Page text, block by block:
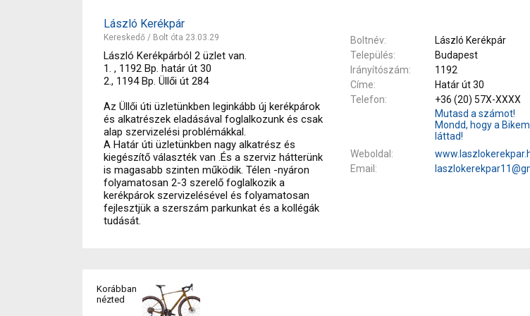
László Kerékpár
Kereskedő / Bolt óta 23.03.29
László Kerékpárból 2 üzlet van.
1. , 1192 Bp. határ út 30
2., 1194 Bp. Üllői út 284
Az Üllői úti üzletünkben leginkább új kerékpárok
és alkatrészek eladásával foglalkozunk és csak
alap szervizelési problémákkal.
A Határ úti üzletünkben nagy alkatrész és
kiegészítő választék van .És a szerviz hátterünk
is magasabb szinten működik. Télen -nyáron
folyamatosan 2-3 szerelő foglalkozik a
kerékpárok szervizelésével és folyamatosan
fejlesztjük a szerszám parkunkat és a kollégák
tudását.
Boltnév
László Kerékpár
Település
Budapest
Irányítószám
1192
Címe
Határ út 30
Telefon
+36 (20) 57X-XXXX
Mutasd a számot!
Mondd, hogy a
láttad!
Weboldal
Email
Korábban
nézted